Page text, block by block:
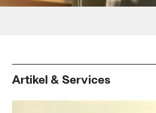
Artikel & Services